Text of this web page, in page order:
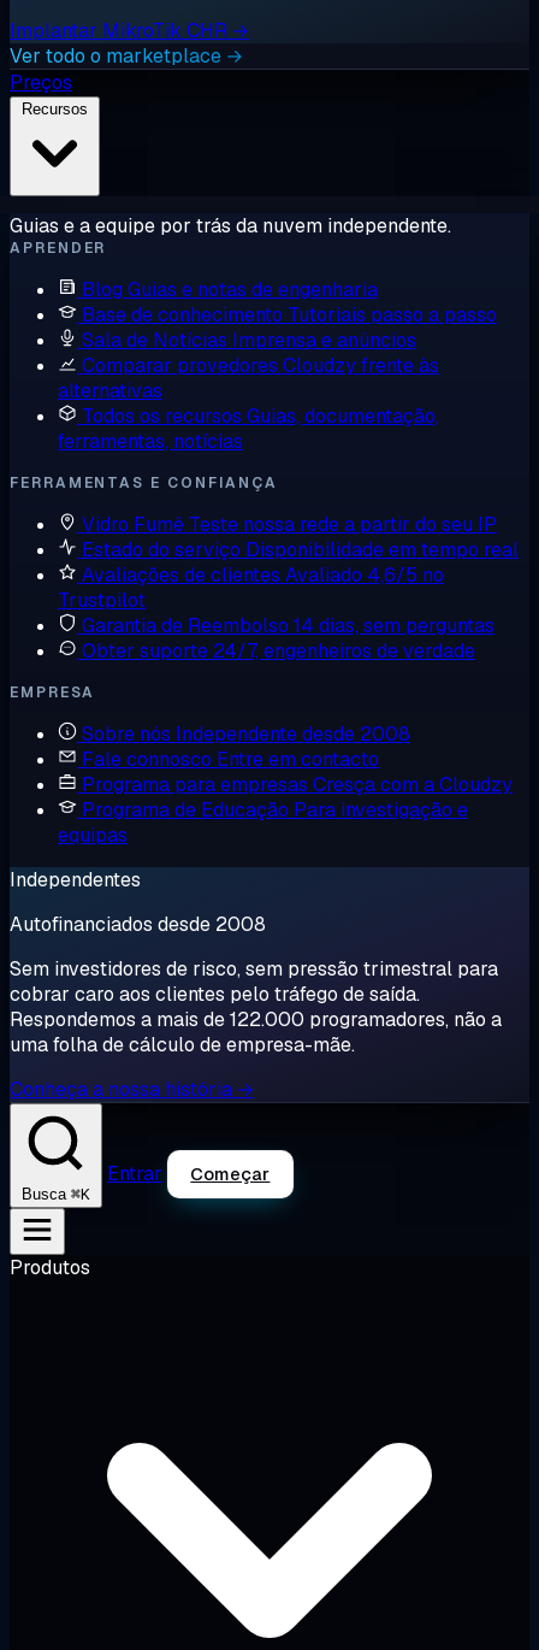
Implantar MikroTik CHR →
Ver todo o marketplace →
Preços
Guias e a equipe por trás da nuvem independente.
APRENDER
Blog Guias e notas de engenharia
Base de conhecimento Tutoriais passo a passo
Sala de Notícias Imprensa e anúncios
Comparar provedores Cloudzy frente às
alternativas
Todos os recursos Guias, documentação,
ferramentas, notícias
FERRAMENTAS E CONFIANÇA
Vidro Fumê Teste nossa rede a partir do seu IP
Estado do serviço Disponibilidade em tempo real
Avaliações de clientes Avaliado 4,6/5 no
Trustpilot
Garantia de Reembolso 14 dias, sem perguntas
Obter suporte 24/7, engenheiros de verdade
EMPRESA
Sobre nós Independente desde 2008
Fale connosco Entre em contacto
Programa para empresas Cresça com a Cloudzy
Programa de Educação Para investigação e
equipas
Independentes
Autofinanciados desde 2008
Sem investidores de risco, sem pressão trimestral para
cobrar caro aos clientes pelo tráfego de saída.
Respondemos a mais de 122.000 programadores, não a
uma folha de cálculo de empresa-mãe.
Conheça a nossa história →
Busca ⌘K
Entrar Começar
Produtos